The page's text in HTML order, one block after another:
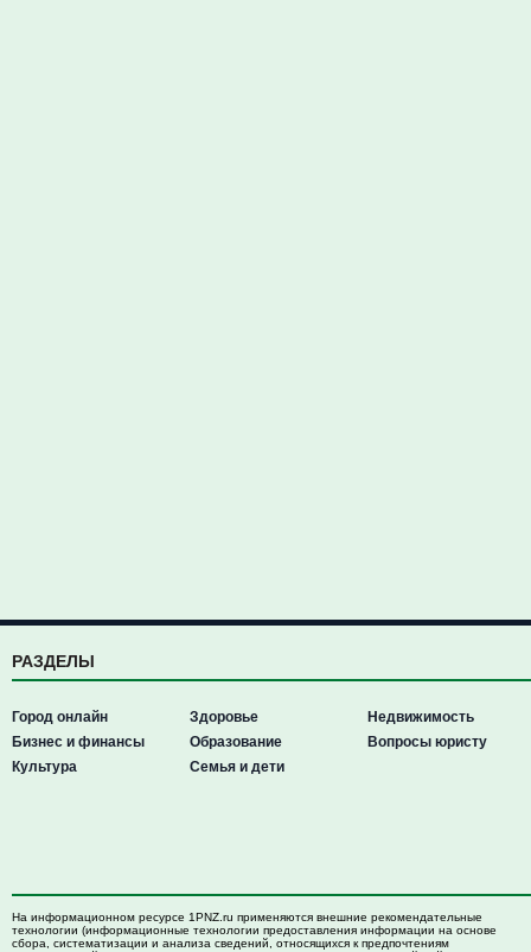
РАЗДЕЛЫ
Город онлайн
Бизнес и финансы
Культура
Здоровье
Образование
Семья и дети
Недвижимость
Вопросы юристу
На информационном ресурсе 1PNZ.ru применяются внешние рекомендательные
технологии (информационные технологии предоставления информации на основе
сбора, систематизации и анализа сведений, относящихся к предпочтениям